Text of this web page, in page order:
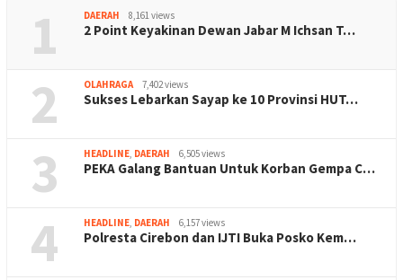
1 DAERAH 8,161 views
2 Point Keyakinan Dewan Jabar M Ichsan T…
2 OLAHRAGA 7,402 views
Sukses Lebarkan Sayap ke 10 Provinsi HUT…
3 HEADLINE, DAERAH 6,505 views
PEKA Galang Bantuan Untuk Korban Gempa C…
4 HEADLINE, DAERAH 6,157 views
Polresta Cirebon dan IJTI Buka Posko Kem…